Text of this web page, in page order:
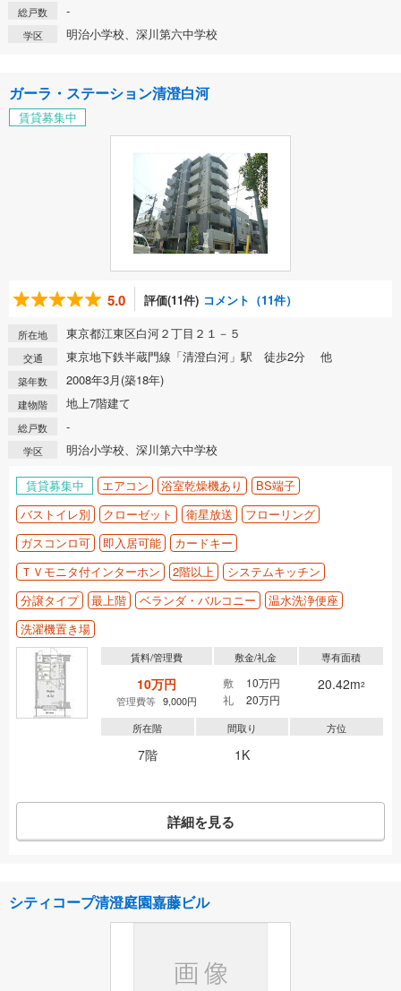
総戸数 -
学区 明治小学校、深川第六中学校
ガーラ・ステーション清澄白河
賃貸募集中
5.0 評価(11件) コメント（11件）
所在地 東京都江東区白河２丁目２１－５
交通 東京地下鉄半蔵門線「清澄白河」駅 徒歩2分 他
築年数 2008年3月(築18年)
建物階 地上7階建て
総戸数 -
学区 明治小学校、深川第六中学校
賃貸募集中 エアコン 浴室乾燥機あり
BS端子
バストイレ別
クローゼット 衛星放送
フローリング
ガスコンロ可
即入居可能
カードキー
ＴＶモニタ付インターホン
2階以上
システムキッチン
分譲タイプ
最上階 ベランダ・バルコニー
温水洗浄便座
洗濯機置き場
賃料/管理費
10万円
管理費等 9,000円
敷金/礼金
敷
10万円
礼
20万円
専有面積
20.42m2
所在階
7階
間取り
1K
方位
詳細を見る
シティコープ清澄庭園嘉藤ビル